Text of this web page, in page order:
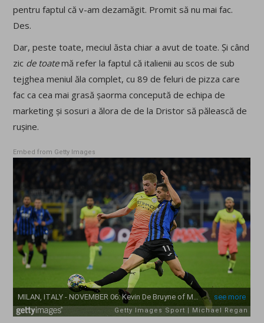
pentru faptul că v-am dezamăgit. Promit să nu mai fac.
Des.
Dar, peste toate, meciul ăsta chiar a avut de toate. Și când
zic de toatemă refer la faptul că italienii au scos de sub
tejghea meniul ăla complet, cu 89 de feluri de pizza care
fac ca cea mai grasă șaorma concepută de echipa de
marketing și sosuri a ălora de de la Dristor să pălească de
rușine.
Embed from Getty Images